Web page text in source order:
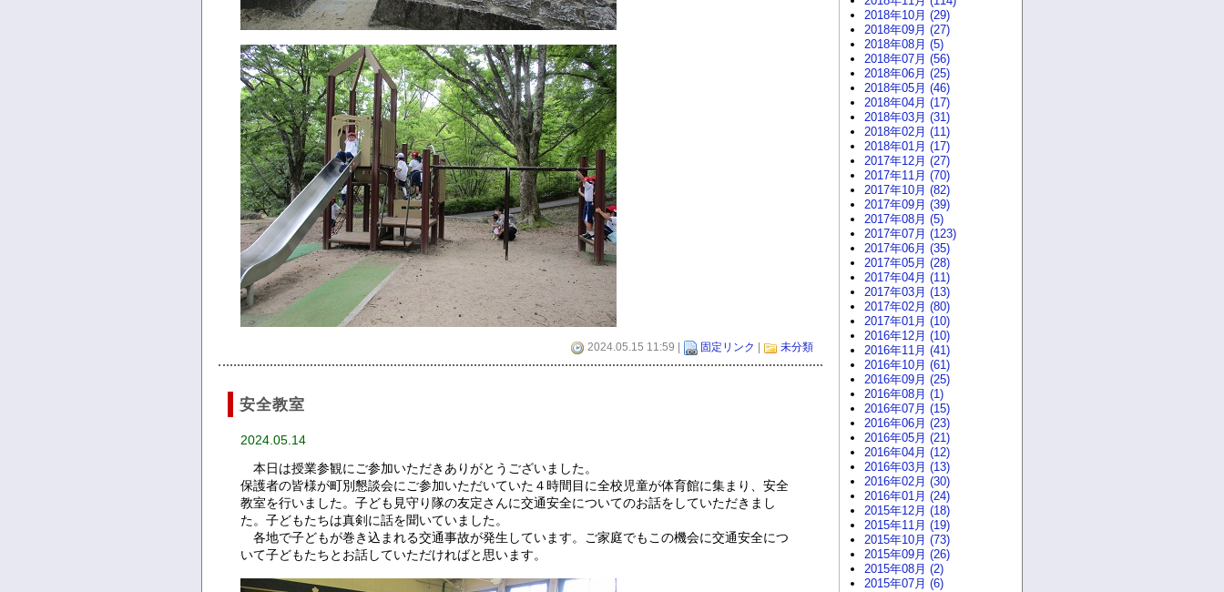
2024.05.15 11:59 | 固定リンク 未分類
安全教室
2024.05.14
本日は授業参観にご参加いただきありがとうございました。
保護者の皆様が町別懇談会にご参加いただいていた４時間目に全校児童が体育館に集まり、安全
教室を行いました。子ども見守り隊の友定さんに交通安全についてのお話をしていただきまし
た。子どもたちは真剣に話を聞いていました。
各地で子どもが巻き込まれる交通事故が発生しています。ご家庭でもこの機会に交通安全につ
いて子どもたちとお話していただければと思います。
2018年10月 (29)
2018年09月 (27)
2018年08月 (5)
2018年07月 (56)
2018年06月 (25)
2018年05月 (46)
2018年04月 (17)
2018年03月 (31)
2018年02月 (11)
2018年01月 (17)
2017年12月 (27)
2017年11月 (70)
2017年10月 (82)
2017年09月 (39)
2017年08月 (5)
2017年07月 (123)
2017年06月 (35)
2017年05月 (28)
2017年04月 (11)
2017年03月 (13)
2017年02月 (80)
2017年01月 (10)
2016年12月 (10)
2016年11月 (41)
2016年10月 (61)
2016年09月 (25)
2016年08月 (1)
2016年07月 (15)
2016年06月 (23)
2016年05月 (21)
2016年04月 (12)
2016年03月 (13)
2016年02月 (30)
2016年01月 (24)
2015年12月 (18)
2015年11月 (19)
2015年10月 (73)
2015年09月 (26)
2015年08月 (2)
2015年07月 (6)